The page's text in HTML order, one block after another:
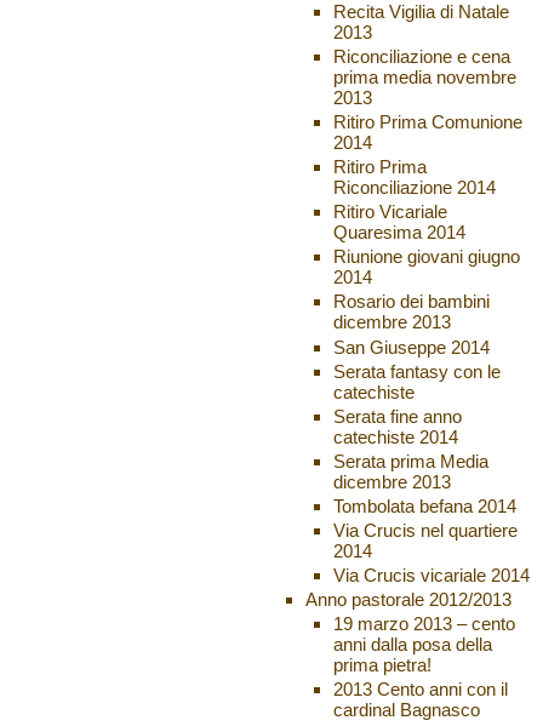
Recita Vigilia di Natale
2013
Riconciliazione e cena
prima media novembre
2013
Ritiro Prima Comunione
2014
Ritiro Prima
Riconciliazione 2014
Ritiro Vicariale
Quaresima 2014
Riunione giovani giugno
2014
Rosario dei bambini
dicembre 2013
San Giuseppe 2014
Serata fantasy con le
catechiste
Serata fine anno
catechiste 2014
Serata prima Media
dicembre 2013
Tombolata befana 2014
Via Crucis nel quartiere
2014
Via Crucis vicariale 2014
Anno pastorale 2012/2013
19 marzo 2013 – cento
anni dalla posa della
prima pietra!
2013 Cento anni con il
cardinal Bagnasco